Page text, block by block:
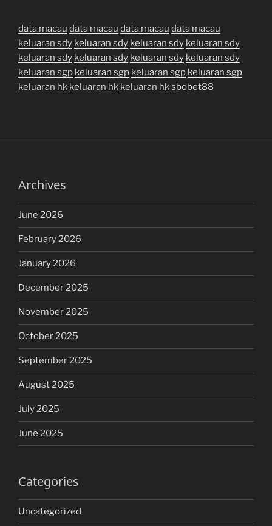
data macau data macau data macau data macau
keluaran sdy keluaran sdy keluaran sdy keluaran sdy
keluaran sdy keluaran sdy keluaran sdy keluaran sdy
keluaran sgp keluaran sgp keluaran sgp keluaran sgp
keluaran hk keluaran hk keluaran hksbobet88
Archives
June 2026
February 2026
January 2026
December 2025
November 2025
October 2025
September 2025
August 2025
July 2025
June 2025
Categories
Uncategorized